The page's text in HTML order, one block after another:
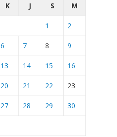
K J S M
1 2
6 7 8 9
13 14 15 16
20 21 22 23
27 28 29 30